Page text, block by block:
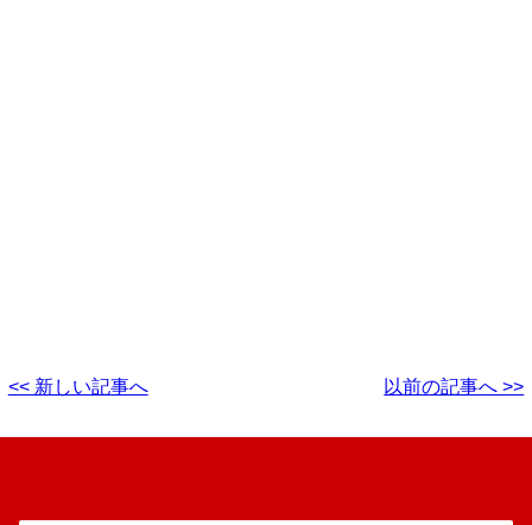
<< 新しい記事へ 以前の記事へ >>